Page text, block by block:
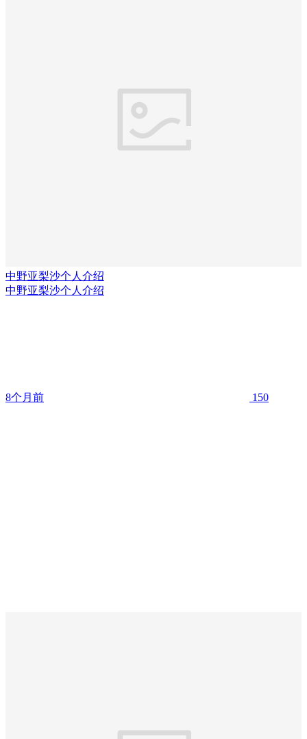
中野亚梨沙个人介绍
中野亚梨沙个人介绍
8个月前 150